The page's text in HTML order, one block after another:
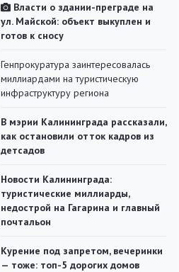
Власти о здании-преграде на
ул. Майской: объект выкуплен и
готов к сносу
Генпрокуратура заинтересовалась
миллиардами на туристическую
инфраструктуру региона
В мэрии Калининграда рассказали,
как остановили отток кадров из
детсадов
Новости Калининграда:
туристические миллиарды,
недострой на Гагарина и главный
почтальон
Курение под запретом, вечеринки
— тоже: топ-5 дорогих домов